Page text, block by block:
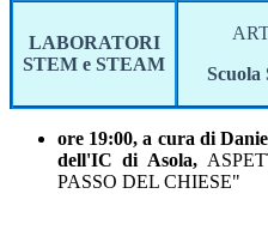
LABORATORI
STEM e STEAM
Scuola
ore 19:00, a cura di
dell'IC di Asola,
PASSO DEL CHIESE"